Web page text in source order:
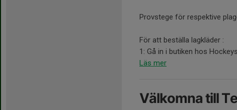
Provstege för respektive
För att beställa lagkläder :
1: Gå in i butiken hos
Läs mer
Välkomna till